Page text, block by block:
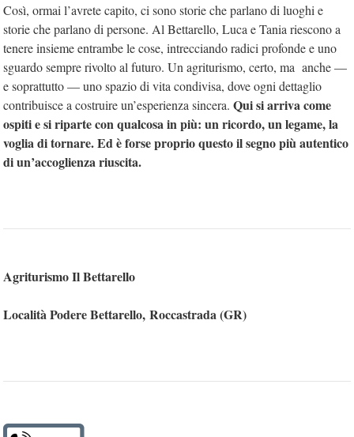
Così, ormai l’avrete capito, ci sono storie che parlano di luoghi e
storie che parlano di persone. Al Bettarello, Luca e Tania riescono a
tenere insieme entrambe le cose, intrecciando radici profonde e uno
sguardo sempre rivolto al futuro. Un agriturismo, certo, ma anche —
e soprattutto — uno spazio di vita condivisa, dove ogni dettaglio
contribuisce a costruire un’esperienza sincera. Qui si arriva come
ospiti e si riparte con qualcosa in più: un ricordo, un legame, la
voglia di tornare. Ed è forse proprio questo il segno più autentico
di un’accoglienza riuscita.
Agriturismo Il Bettarello
Località Podere Bettarello, Roccastrada (GR)